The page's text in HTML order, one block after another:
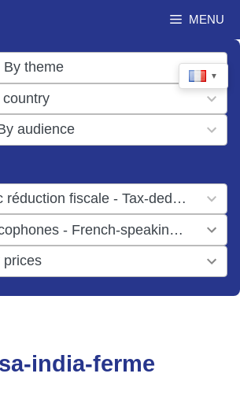
MENU
▼
By theme
audience
Missions avec réduction fiscale - Tax-deductible missions
Missions francophones - French-speaking missions
prices
india-ferme